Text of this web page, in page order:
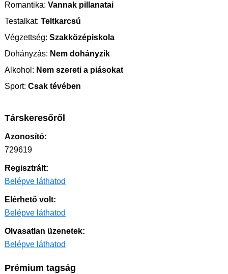
Romantika: Vannak pillanatai
Testalkat: Teltkarcsú
Végzettség: Szakközépiskola
Dohányzás: Nem dohányzik
Alkohol: Nem szereti a piásokat
Sport: Csak tévében
Társkeresőről
Azonosító:
729619
Regisztrált:
Belépve láthatod
Elérhető volt:
Belépve láthatod
Olvasatlan üzenetek:
Belépve láthatod
Prémium tagság